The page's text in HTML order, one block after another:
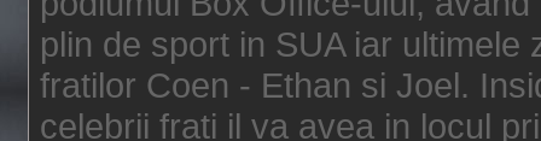
plin de sport in SUA iar
fratilor Coen - Ethan si Joel.
celebrii frati il va avea in locul